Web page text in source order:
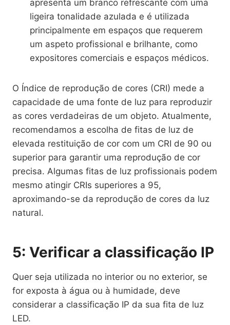
apresenta um branco refrescante com uma
ligeira tonalidade azulada e é utilizada
principalmente em espaços que requerem
um aspeto profissional e brilhante, como
expositores comerciais e espaços médicos.
O Índice de reprodução de cores (CRI) mede a
capacidade de uma fonte de luz para reproduzir
as cores verdadeiras de um objeto. Atualmente,
recomendamos a escolha de fitas de luz de
elevada restituição de cor com um CRI de 90 ou
superior para garantir uma reprodução de cor
precisa. Algumas fitas de luz profissionais podem
mesmo atingir CRIs superiores a 95,
aproximando-se da reprodução de cores da luz
natural.
5: Verificar a classificação IP
Quer seja utilizada no interior ou no exterior, se
for exposta à água ou à humidade, deve
considerar a classificação IP da sua fita de luz
LED.